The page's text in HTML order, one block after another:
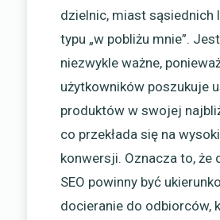
dzielnic, miast sąsiednich
typu „w pobliżu mnie”.
niezwykle ważne,
użytkowników poszukuje
produktów w swojej
co przekłada się na
konwersji. Oznacza to, że
SEO powinny być
docieranie do odbiorców,